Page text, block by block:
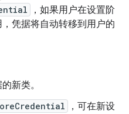
，如果用户在设置阶
凭据将自动转移到用户的
新类。
，可在新设